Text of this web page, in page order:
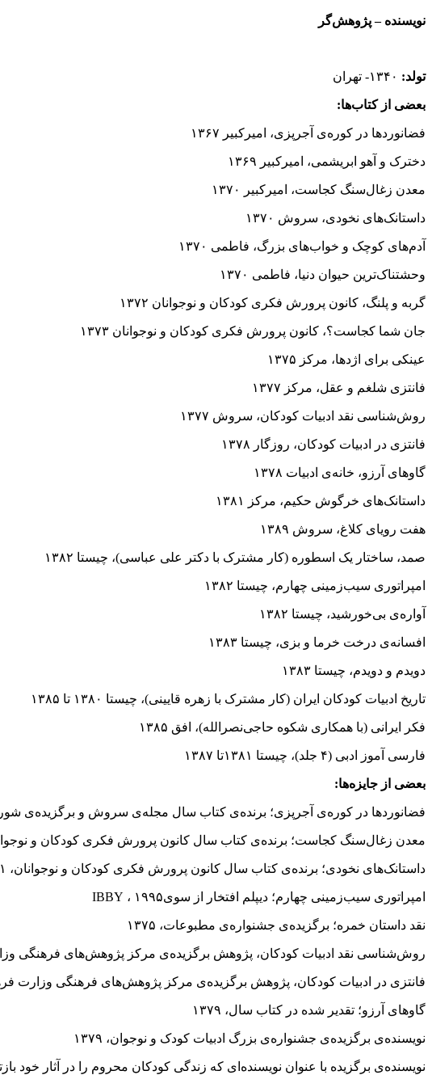
نویسنده – پژوهش‌گر
تولد: ۱۳۴۰- تهران
بعضى از کتاب‌ها:
فضانوردها در کوره‌ى آجرپزى،‌ امیرکبیر ۱۳۶۷
دخترک و آهو ابریشمى، امیرکبیر ۱۳۶۹
معدن زغال‌سنگ کجاست، امیرکبیر ۱۳۷۰
داستانک‌هاى نخودى، سروش ۱۳۷۰
آدم‌هاى‌ کوچک و خواب‌هاى بزرگ، فاطمى ۱۳۷۰
وحشتناک‌ترین حیوان دنیا، فاطمى ۱۳۷۰
گربه و پلنگ،‌ کانون پرورش فکرى کودکان و نوجوانان ۱۳۷۲
جان شما کجاست؟،‌ کانون پرورش فکرى کودکان و نوجوانان ۱۳۷۳
عینکى براى اژدها، مرکز ۱۳۷۵
فانتزى شلغم و عقل، مرکز ۱۳۷۷
روش‌شناسى نقد ادبیات کودکان، سروش ۱۳۷۷
فانتزى در ادبیات کودکان، روزگار ۱۳۷۸
گاوهاى آرزو، خانه‌ى ادبیات ۱۳۷۸
داستانک‌هاى خرگوش حکیم، مرکز ۱۳۸۱
هفت رویاى کلاغ، سروش ۱۳۸۹
صمد، ساختار یک اسطوره (کار مشترک با دکتر علی عباسى)، چیستا ۱۳۸۲
امپراتورى‌ سیب‌زمینى چهارم،‌ چیستا ۱۳۸۲
آواره‌ى‌ بى‌خورشید، چیستا ۱۳۸۲
افسانه‌ى درخت خرما و بزى، چیستا ۱۳۸۳
دویدم و دویدم، چیستا ۱۳۸۳
تاریخ ادبیات کودکان ایران (کار مشترک با زهره‌ قایینى)، چیستا ۱۳۸۰ تا ۱۳۸۵
فکر ایرانى (با همکارى شکوه حاجى‌نصرالله)، افق ۱۳۸۵
فارسى آموز ادبى (۴ جلد)، چیستا ۱۳۸۱تا ۱۳۸۷
بعضى از جایزه‌ها:
فضانوردها در کوره‌ى آجرپزى؛‌ برنده‌ى کتاب سال مجله‌ى سروش و برگزیده‌ى‌ شوراى
معدن زغال‌سنگ کجاست؛ برنده‌ى کتاب سال کانون پرورش فکرى کودکان و نوجوانان،
داستانک‌هاى‌ نخودى؛ برنده‌ى کتاب سال کانون پرورش فکرى کودکان و نوجوانان، ۱۳۷۱
امپراتورى‌ سیب‌زمینى چهارم؛ دیپلم افتخار از سویIBBY ، ۱۹۹۵
نقد داستان خمره؛ برگزیده‌ى‌ جشنواره‌ى‌ مطبوعات، ۱۳۷۵
روش‌شناسى نقد ادبیات کودکان، پژوهش برگزیده‌ى مرکز پژوهش‌های فرهنگی وزارت
فانتزى در ادبیات کودکان، پژوهش برگزیده‌ى مرکز پژوهش‌های فرهنگی وزارت فرهنگ
گاوهاى آرزو؛ تقدیر شده در کتاب سال، ۱۳۷۹
نویسنده‌ى برگزیده‌ى‌ جشنواره‌ى‌ بزرگ ادبیات کودک و نوجوان، ۱۳۷۹
نویسنده‌ى برگزیده با عنوان نویسنده‌اى‌ که زندگى کودکان محروم را در آثار خود